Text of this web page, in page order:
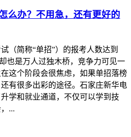
么办？不用急，还有更好的
（简称“单招”）的报考人数达到
也是万人过独木桥，竞争力可见一
这个阶段会很焦虑，如果单招落榜
有很多出彩的途径。石家庄新华电
学和就业通道，不仅可以学到技
...